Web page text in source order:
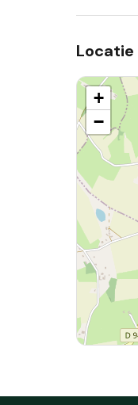
Locatie
+
−